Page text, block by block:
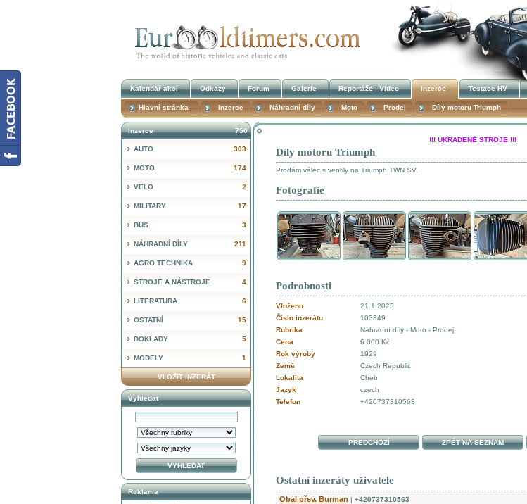
Díly motoru Triumph
Prodám válec s ventily na Triumph TWN SV.
Fotografie
Podrobnosti
Vloženo
21.1.2025
Číslo inzerátu
103349
Rubrika
Náhradní díly - Moto - Prodej
Cena
6 000 Kč
Rok výroby
1929
Země
Czech Republic
Lokalita
Cheb
Jazyk
czech
Telefon
+420737310563
PŘEDCHOZÍ ZPĚT NA SEZNAM
Ostatní inzeráty uživatele
Obal přev. Burman | +420737310563
750
Inzerce
303
AUTO
174
MOTO
2
VELO
17
MILITARY
3
BUS
211
NÁHRADNÍ DÍLY
9
AGRO TECHNIKA
4
STROJE A NÁSTROJE
6
LITERATURA
15
OSTATNÍ
5
DOKLADY
1
MODELY
VLOŽIT INZERÁT
Vyhledat
Reklama
Kalendář akcí Odkazy Forum Galerie Reportáže - Video Inzerce Testace HV
Hlavní stránka Inzerce Náhradní díly Moto Prodej Díly motoru Triumph
!!! UKRADENÉ STROJE !!!